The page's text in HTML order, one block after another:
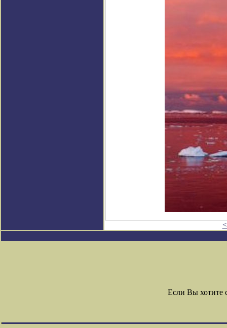
Если Вы хотите